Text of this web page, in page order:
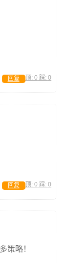
顶: 0 踩: 0
回复
顶: 0 踩: 0
回复
策略！